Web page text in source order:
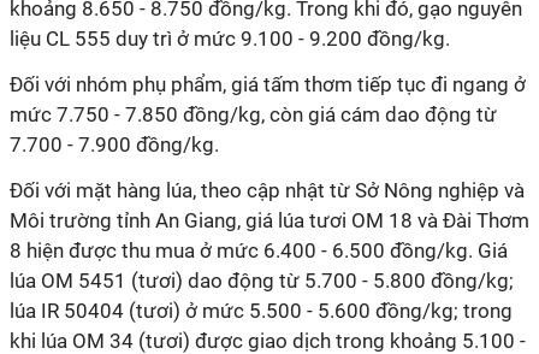
khoảng 8.650 - 8.750 đồng/kg. Trong khi đó, gạo nguyên
liệu CL 555 duy trì ở mức 9.100 - 9.200 đồng/kg.
Đối với nhóm phụ phẩm, giá tấm thơm tiếp tục đi ngang ở
mức 7.750 - 7.850 đồng/kg, còn giá cám dao động từ
7.700 - 7.900 đồng/kg.
Đối với mặt hàng lúa, theo cập nhật từ Sở Nông nghiệp và
Môi trường tỉnh An Giang, giá lúa tươi OM 18 và Đài Thơm
8 hiện được thu mua ở mức 6.400 - 6.500 đồng/kg. Giá
lúa OM 5451 (tươi) dao động từ 5.700 - 5.800 đồng/kg;
lúa IR 50404 (tươi) ở mức 5.500 - 5.600 đồng/kg; trong
khi lúa OM 34 (tươi) được giao dịch trong khoảng 5.100 -